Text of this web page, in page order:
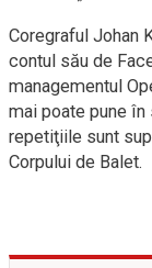
Coregraful Johan
contul său de
managementul
mai poate pune în
repetiţiile sunt
Corpului de Balet.